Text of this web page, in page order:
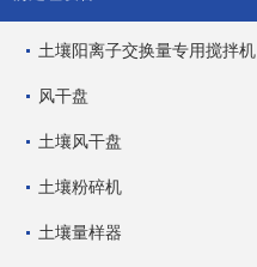
土壤阳离子交换量专用搅拌机
风干盘
土壤风干盘
土壤粉碎机
土壤量样器